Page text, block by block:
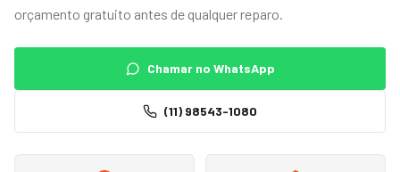
orçamento gratuito antes de qualquer reparo.
Chamar no WhatsApp
(11) 98543-1080